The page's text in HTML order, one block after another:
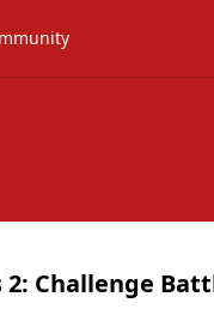
Challenge